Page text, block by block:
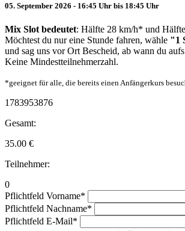
05. September 2026 - 16:45 Uhr bis 18:45 Uhr
Mix Slot bedeutet: Hälfte 28 km/h* und
Möchtest du nur eine Stunde fahren, wähle "1
und sag uns vor Ort Bescheid, ab wann du
Keine Mindestteilnehmerzahl.
*geeignet für alle, die bereits einen Anfängerkurs
1783953876
Gesamt:
35.00 €
Teilnehmer:
0
Pflichtfeld Vorname*
Pflichtfeld Nachname*
Pflichtfeld E-Mail*